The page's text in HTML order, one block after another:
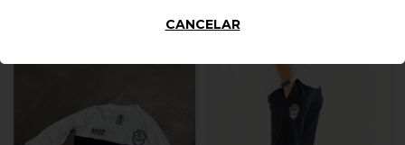
CANCELAR